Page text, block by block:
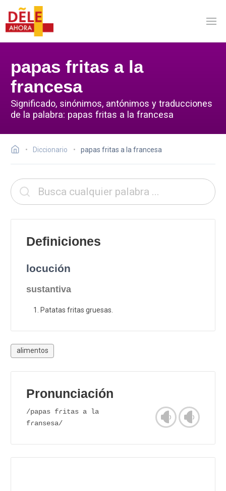
papas fritas a la
francesa
Significado, sinónimos, antónimos y traducciones
de la palabra: papas fritas a la francesa
Diccionario papas fritas a la francesa
Definiciones
locución
sustantiva
Patatas fritas gruesas.
alimentos
Pronunciación
/papas fɾitas a la
fɾansesa/